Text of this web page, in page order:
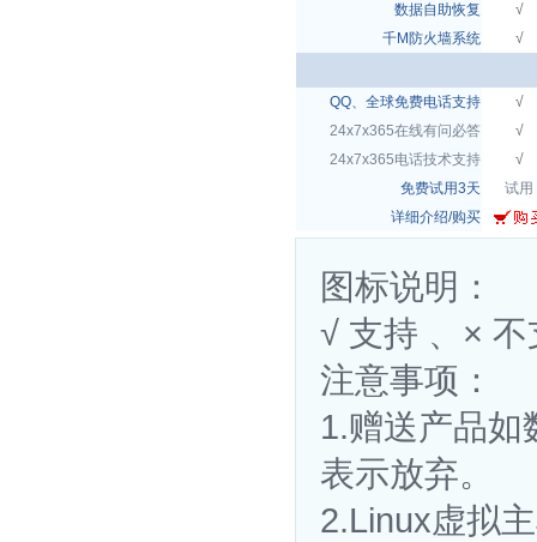
数据自助恢复
√
千M防火墙系统
√
QQ、全球免费电话支持
√
24x7x365在线有问必答
√
24x7x365电话技术支持
√
免费试用3天
试用
详细介绍/购买
图标说明：
√ 支持 、×
注意事项：
1.赠送产品如
表示放弃。
2.Linux虚拟